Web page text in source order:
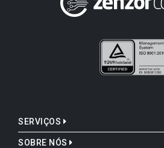
SERVIÇOS
SOBRE NÓS